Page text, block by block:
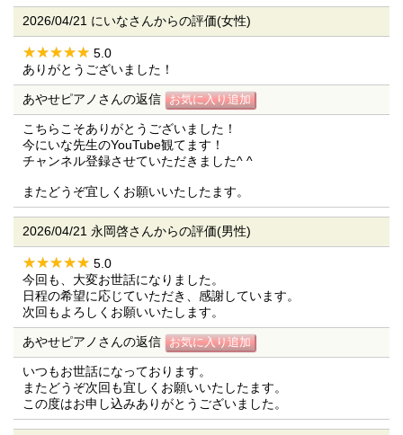
2026/04/21 にいなさんからの評価(女性)
5.0
ありがとうございました！
あやせピアノさんの返信
こちらこそありがとうございました！
今にいな先生のYouTube観てます！
チャンネル登録させていただきました^ ^
またどうぞ宜しくお願いいたしたます。
2026/04/21 永岡啓さんからの評価(男性)
5.0
今回も、大変お世話になりました。
日程の希望に応じていただき、感謝しています。
次回もよろしくお願いいたします。
あやせピアノさんの返信
いつもお世話になっております。
またどうぞ次回も宜しくお願いいたしたます。
この度はお申し込みありがとうございました。